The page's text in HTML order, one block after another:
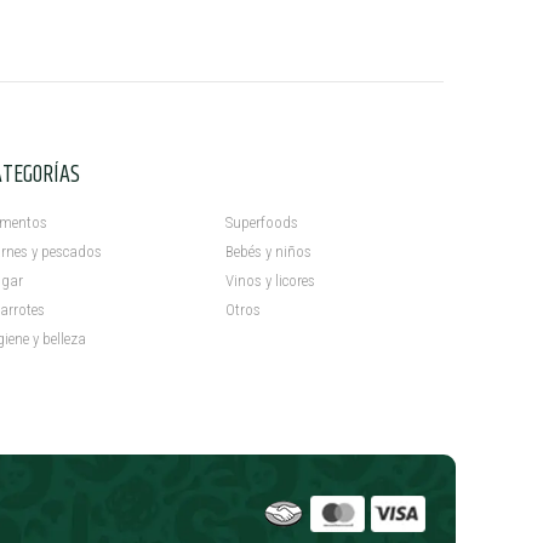
y pescados
y belleza
Superfoods
Bebés y niños
Vinos y licores
Otros